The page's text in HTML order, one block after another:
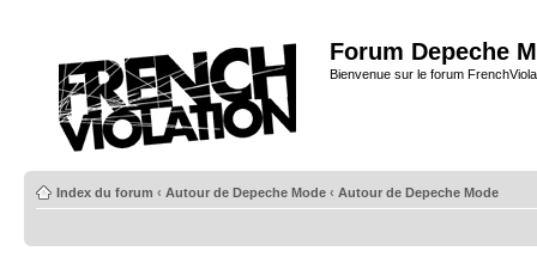
Forum Depeche
Bienvenue sur le forum
Index du forum ‹ Autour de Depeche Mode ‹ Autour de Depeche Mode